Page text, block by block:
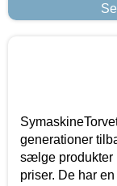
generationer
sælge produkter
priser. De har